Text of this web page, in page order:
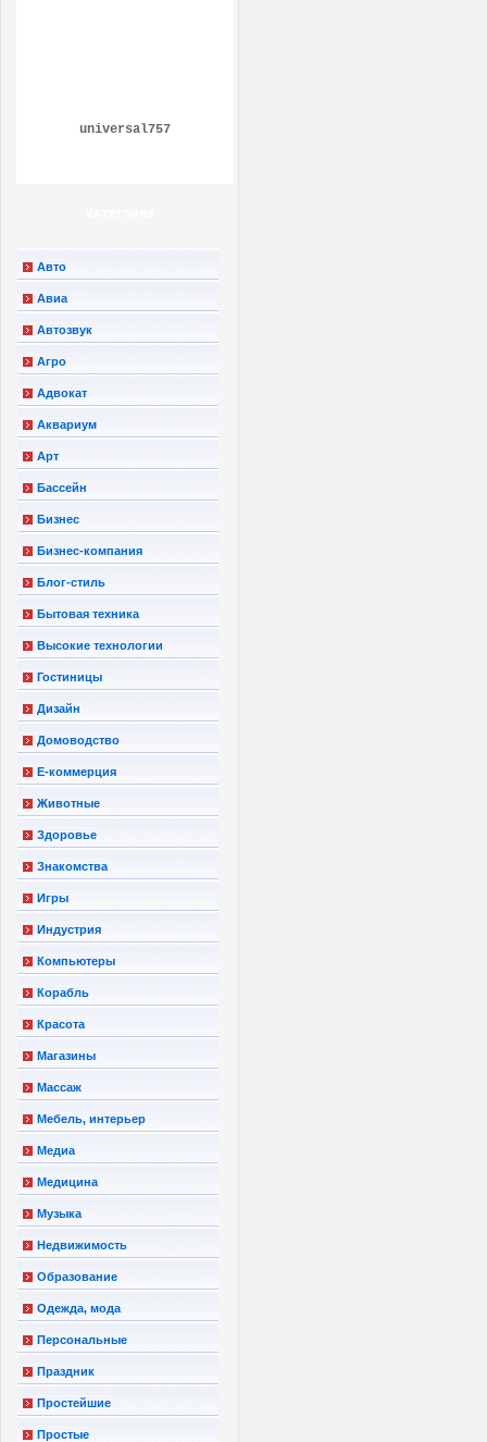
universal757
Авто
Авиа
Автозвук
Агро
Адвокат
Аквариум
Арт
Бассейн
Бизнес
Бизнес-компания
Блог-стиль
Бытовая техника
Высокие технологии
Гостиницы
Дизайн
Домоводство
Е-коммерция
Животные
Здоровье
Знакомства
Игры
Индустрия
Компьютеры
Корабль
Красота
Магазины
Массаж
Мебель, интерьер
Медиа
Медицина
Музыка
Недвижимость
Образование
Одежда, мода
Персональные
Праздник
Простейшие
Простые